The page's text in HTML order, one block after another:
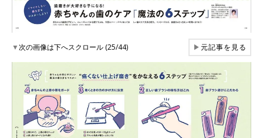
▼次の画像は下へスクロール (25/44) ▶元記事を見る